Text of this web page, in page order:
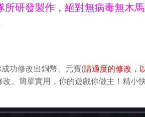
研發製作，絕對無病毒無木
功修改出銅幣、元寶(請適度的修改，
。簡單實用，你的遊戲你做主！精小